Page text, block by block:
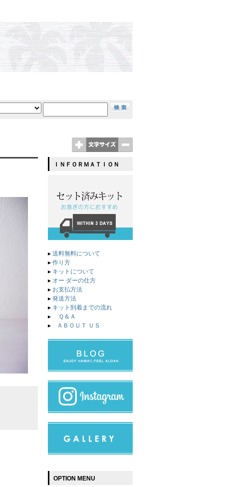
ＩＮＦＯＲＭＡＴＩＯＮ
▸ 送料無料について
▸ 作り方
▸ キットについて
▸ オー ダーの仕方
▸ お支払方法
▸ 発送方法
▸ キット到着までの流れ
▸
Ｑ＆Ａ
▸
ＡＢＯＵＴ ＵＳ
OPTION MENU